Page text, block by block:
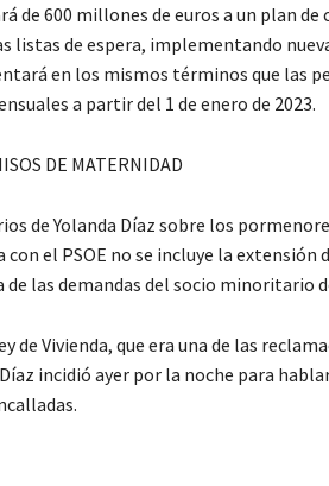
de 600 millones de euros a un plan de
listas de espera, implementando
en los mismos términos que las
a partir del 1 de enero de 2023.
DE MATERNIDAD
de Yolanda Díaz sobre los
el PSOE no se incluye la extensión
de las demandas del socio minoritario
de Vivienda, que era una de las
incidió ayer por la noche para